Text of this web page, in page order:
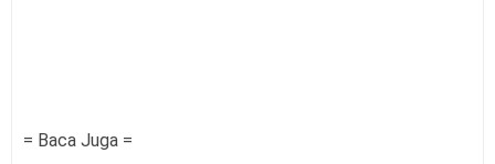
= Baca Juga =